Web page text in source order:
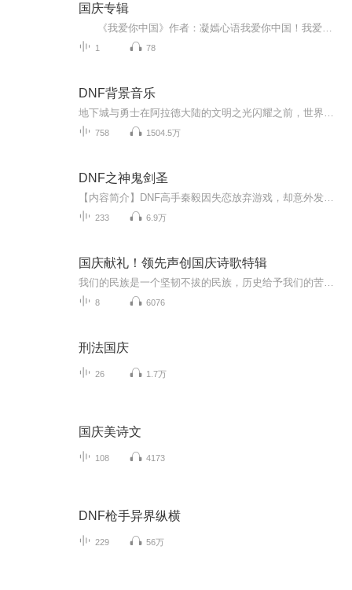
国庆专辑
1 78
DNF背景音乐
758 1504.5万
DNF之神鬼剑圣
233 6.9万
国庆献礼！领先声创国庆诗歌特辑
8 6076
刑法国庆
26 1.7万
国庆美诗文
108 4173
DNF枪手异界纵横
229 56万